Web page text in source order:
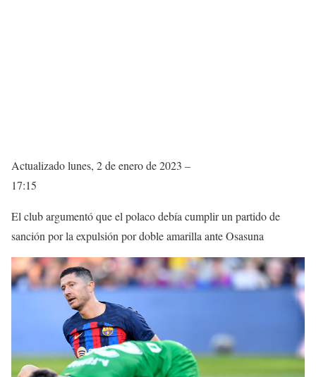
Actualizadolunes, 2 de enero de 2023 –
17:15
El club argumentó que el polaco debía cumplir un partido de
sanción por la expulsión por doble amarilla ante Osasuna